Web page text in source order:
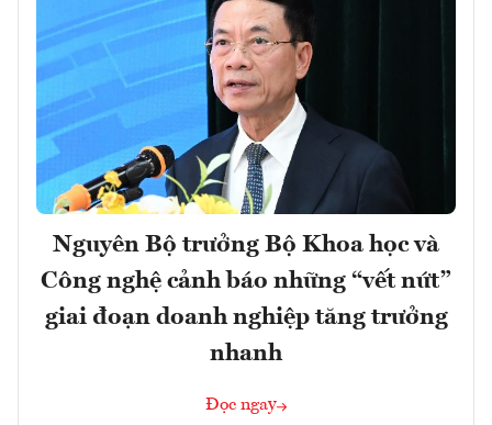
Nguyên Bộ trưởng Bộ Khoa học và
Công nghệ cảnh báo những “vết nứt”
giai đoạn doanh nghiệp tăng trưởng
nhanh
Đọc ngay